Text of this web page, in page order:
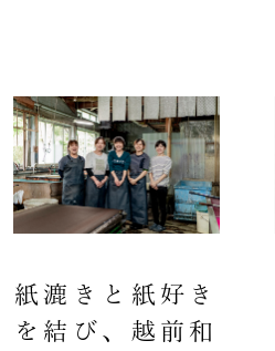
紙漉きと紙好き
を結び、越前和